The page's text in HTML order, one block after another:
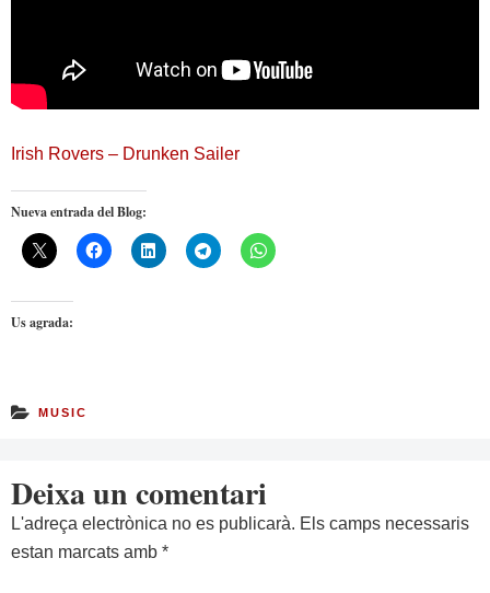
Irish Rovers – Drunken Sailer
Nueva entrada del Blog:
Us agrada:
MUSIC
Deixa un comentari
L'adreça electrònica no es publicarà. Els camps necessaris
estan marcats amb *